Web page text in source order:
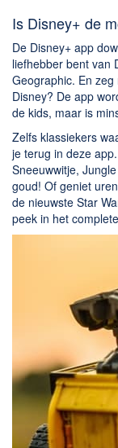
Is Disney+ de
De Disney+ app
liefhebber bent van
Geographic. En
Disney? De app
de kids, maar is
Zelfs klassiekers
je terug in deze
Sneeuwwitje,
goud! Of geniet
de nieuwste Star
peek in het